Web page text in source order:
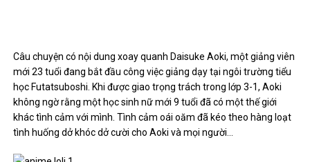
Câu chuyện có nội dung xoay quanh Daisuke Aoki, một giảng viên
mới 23 tuổi đang bắt đầu công việc giảng dạy tại ngôi trường tiểu
học Futatsuboshi. Khi được giao trọng trách trong lớp 3-1, Aoki
không ngờ rằng một học sinh nữ mới 9 tuổi đã có một thế giới
khác tình cảm với mình. Tình cảm oái oăm đã kéo theo hàng loạt
tình huống dở khóc dở cười cho Aoki và mọi người…